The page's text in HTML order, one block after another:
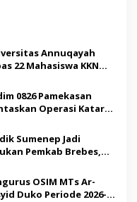
Annuqayah
22 Mahasiswa KKN
0826 Pamekasan
Operasi Katarak
Medis
Sumenep Jadi
Pemkab Brebes,
Berbasis
OSIM MTs Ar-
Duko Periode 2026-